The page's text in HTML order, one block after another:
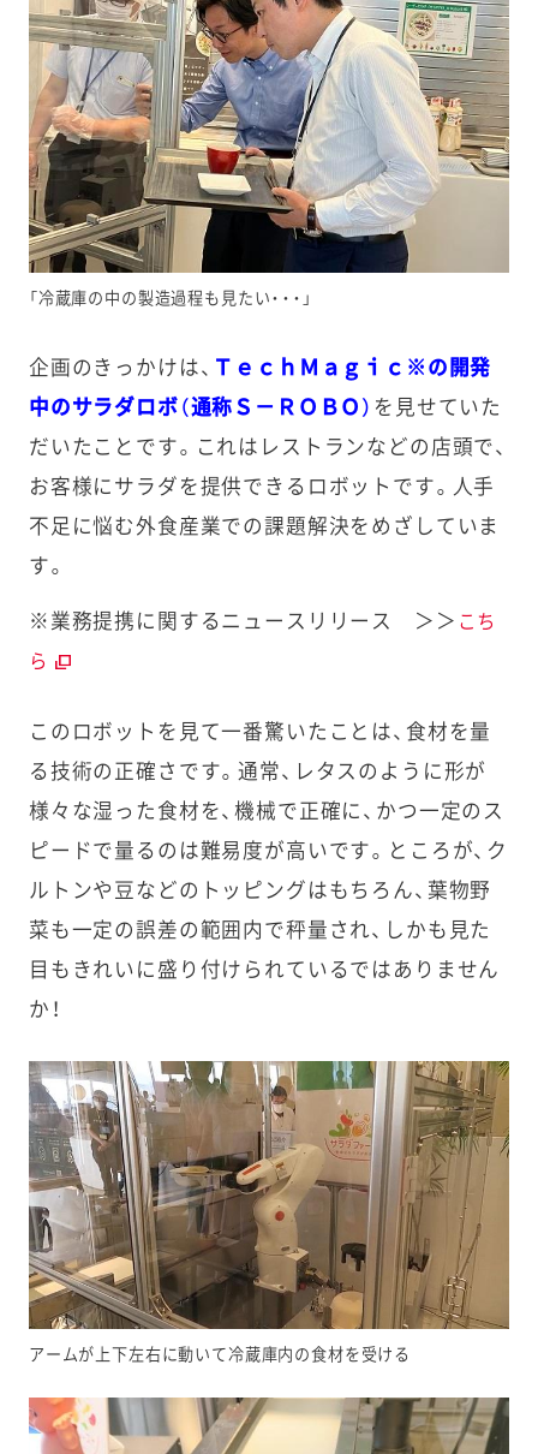
「冷蔵庫の中の製造過程も見たい・・・」
企画のきっかけは、 ＴｅｃｈＭａｇｉｃ※の開発
中のサラダロボ（通称Ｓ－ＲＯＢＯ） を見せていた
だいたことです。これはレストランなどの店頭で、
お客様にサラダを提供できるロボットです。人手
不足に悩む外食産業での課題解決をめざしていま
す。
※ 業務提携に関するニュースリリース ＞＞ こち
ら
このロボットを見て一番驚いたことは、食材を量
る技術の正確さです。通常、レタスのように形が
様々な湿った食材を、機械で正確に、かつ一定のス
ピードで量るのは難易度が高いです。ところが、ク
ルトンや豆などのトッピングはもちろん、葉物野
菜も一定の誤差の範囲内で秤量され、しかも見た
目もきれいに盛り付けられているではありません
か！
アームが上下左右に動いて冷蔵庫内の食材を受ける